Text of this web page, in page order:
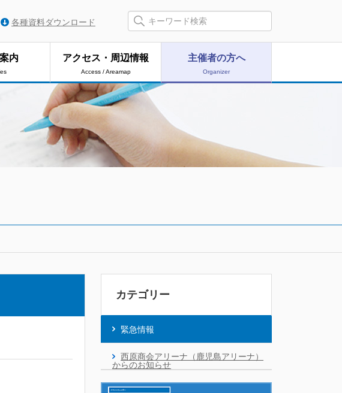
各種資料ダウンロード
内 アクセス・周辺情報
Access / Areamap
主催者の方へ
Organizer
カテゴリー
緊急情報
西原商会アリーナ（鹿児島アリーナ）
からのお知らせ